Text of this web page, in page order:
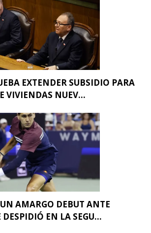
EXTENDER SUBSIDIO PARA
VIVIENDAS NUEV...
AMARGO DEBUT ANTE
DESPIDIÓ EN LA SEGU...